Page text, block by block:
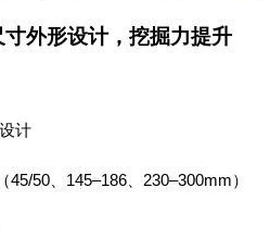
外形设计，挖掘力提升
计
50、145–186、230–300mm）